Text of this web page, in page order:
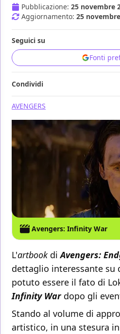
Pubblicazione: 25 novembre
Aggiornamento: 25
Seguici su
Fonti
Condividi
AVENGERS
Avengers: Infinity War
L'artbookdiAvengers:
dettaglio interessante su
potuto essere il fato di
Infinity Wardopo gli
Stando al volume di
artistico, in una stesura